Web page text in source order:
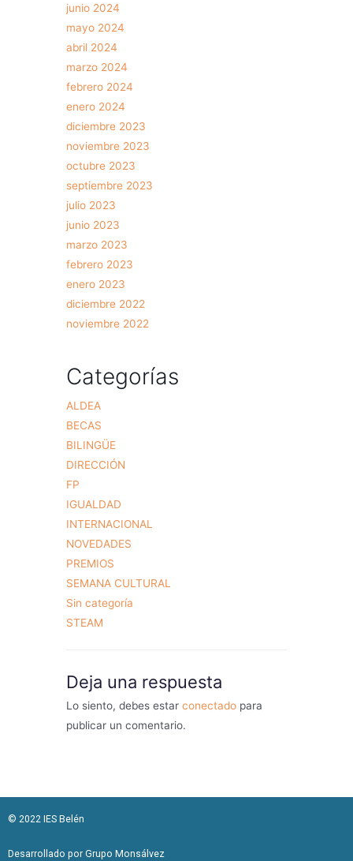
junio 2024
mayo 2024
abril 2024
marzo 2024
febrero 2024
enero 2024
diciembre 2023
noviembre 2023
octubre 2023
septiembre 2023
julio 2023
junio 2023
marzo 2023
febrero 2023
enero 2023
diciembre 2022
noviembre 2022
Categorías
ALDEA
BECAS
BILINGÜE
DIRECCIÓN
FP
IGUALDAD
INTERNACIONAL
NOVEDADES
PREMIOS
SEMANA CULTURAL
Sin categoría
STEAM
Deja una respuesta
Lo siento, debes estar conectado para
publicar un comentario.
© 2022 IES Belén
Desarrollado por Grupo Monsálvez​